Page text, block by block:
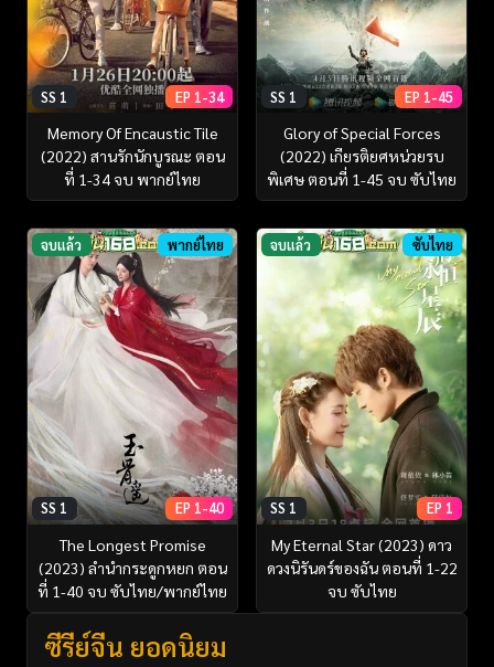
SS 1 EP 1-34
Memory Of Encaustic Tile
(2022) สานรักนักบูรณะ ตอน
ที่ 1-34 จบ พากย์ไทย
SS 1 EP 1-45
Glory of Special Forces
(2022) เกียรติยศหน่วยรบ
พิเศษ ตอนที่ 1-45 จบ ซับไทย
จบแล้ว พากย์ไทย
SS 1 EP 1-40
The Longest Promise
(2023) ลำนำกระดูกหยก ตอน
ที่ 1-40 จบ ซับไทย/พากย์ไทย
จบแล้ว ซับไทย
SS 1 EP 1
My Eternal Star (2023) ดาว
ดวงนิรันดร์ของฉัน ตอนที่ 1-22
จบ ซับไทย
ซีรี่ย์จีน ยอดนิยม